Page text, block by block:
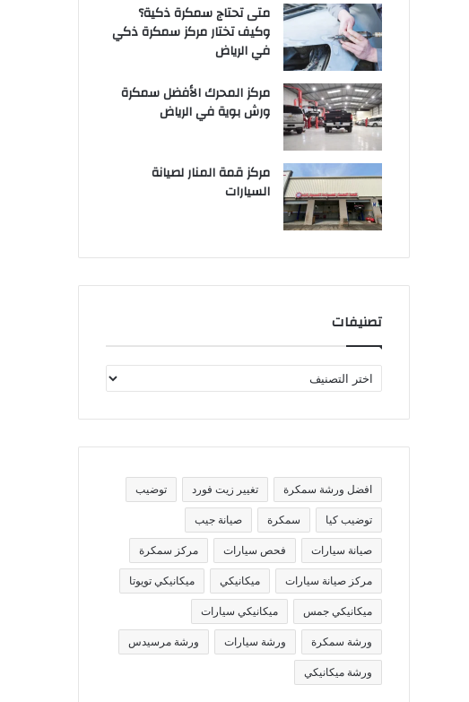
متى تحتاج سمكرة ذكية؟
وكيف تختار مركز سمكرة ذكي
في الرياض
مركز المحرك الأفضل سمكرة
ورش بوية في الرياض
مركز قمة المنار لصيانة
السيارات
تصنيفات
ص
ف
تافضل ورشة سمكرة تغيير زيت فورد توضيب
توضيب كيا سمكرة صيانة جيب
صيانة سيارات فحص سيارات مركز سمكرة
مركز صيانة سيارات ميكانيكي ميكانيكي تويوتا
ميكانيكي جمس ميكانيكي سيارات
ورشة سمكرة ورشة سيارات ورشة مرسيدس
ورشة ميكانيكي